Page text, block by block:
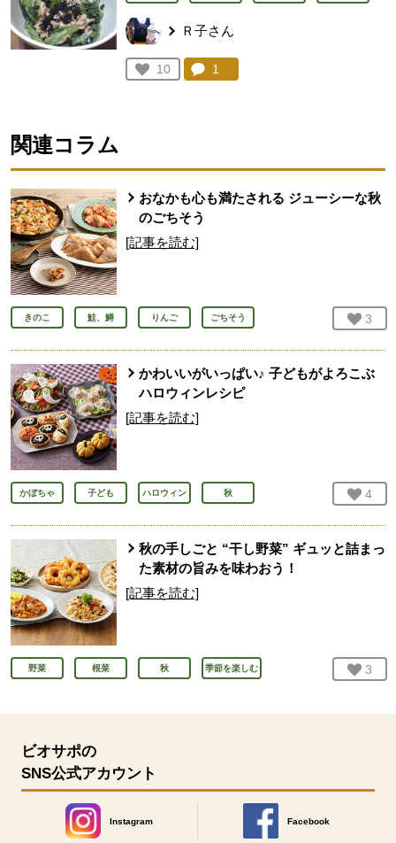
Ｒ子さん
お気に入り登録：
10
人が登録
コメント：
1
関連コラム
おなかも心も満たされる ジューシーな秋
のごちそう
[記事を読む]
きのこ 鮭、鱒 りんご ごちそう お気
3
かわいいがいっぱい♪ 子どもがよろこぶ
ハロウィンレシピ
[記事を読む]
かぼちゃ 子ども ハロウィン 秋 お気
4
秋の手しごと “干し野菜” ギュッと詰まっ
た素材の旨みを味わおう！
[記事を読む]
野菜 根菜 秋 季節を楽しむ お気
3
ビオサポの
SNS公式アカウント
Instagram
別のウィンドウで開きます。
Facebook
別のウィンドウで開きます